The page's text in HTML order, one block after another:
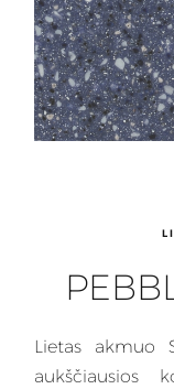
Lietas akmuo
aukščiausios